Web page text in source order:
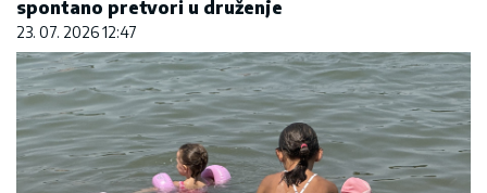
spontano pretvori u druženje
23. 07. 2026 12:47